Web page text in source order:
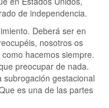
de independencia.
Deberá ser en
nosotros os
hacemos siempre.
preocupar de nada.
gestacional
es una de las partes